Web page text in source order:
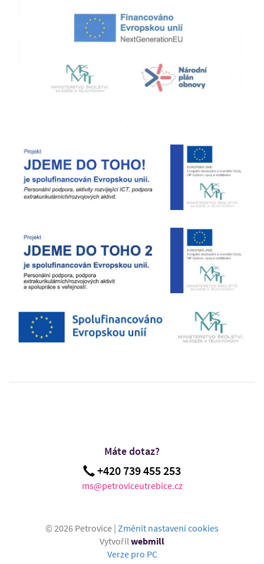
Máte dotaz?
+420 739 455 253
ms@petroviceutrebice.cz
© 2026 Petrovice | Změnit nastavení cookies
Vytvořilwebmill
Verze pro PC